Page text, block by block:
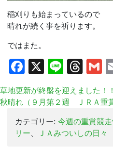
稲刈りも始まっているので
晴れが続く事を祈ります。
ではまた。
Facebook
X Line
草地更新が終盤を迎えました！！
秋晴れ（９月第２週 ＪＲＡ重
カテゴリー: 今週の重賞競
リー、 ＪＡみついしの日々